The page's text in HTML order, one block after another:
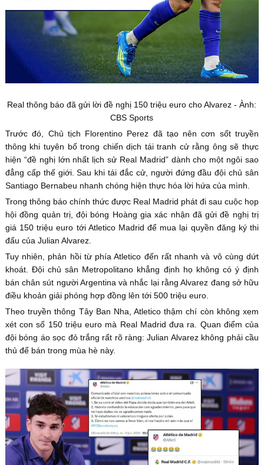
Real thông báo đã gửi lời đề nghị 150 triệu euro cho Alvarez - Ành:
CBS Sports
Trước đó, Chủ tịch Florentino Perez đã tạo nên cơn sốt truyền
thông khi tuyên bố trong chiến dịch tái tranh cử rằng ông sẽ thực
hiện “đề nghị lớn nhất lịch sử Real Madrid” dành cho một ngôi sao
đẳng cấp thế giới. Sau khi tái đắc cử, người đứng đầu đội chủ sân
Santiago Bernabeu nhanh chóng hiện thực hóa lời hứa của mình.
Trong thông báo chính thức được Real Madrid phát đi sau cuộc họp
hội đồng quản trị, đội bóng Hoàng gia xác nhận đã gửi đề nghị trị
giá 150 triệu euro tới Atletico Madrid để mua lại quyền đăng ký thi
đấu của Julian Alvarez.
Tuy nhiên, phản hồi từ phía Atletico đến rất nhanh và vô cùng dứt
khoát. Đội chủ sân Metropolitano khẳng định họ không có ý định
bán chân sút người Argentina và nhắc lại rằng Alvarez đang sở hữu
điều khoản giải phóng hợp đồng lên tới 500 triệu euro.
Theo truyền thông Tây Ban Nha, Atletico thậm chí còn không xem
xét con số 150 triệu euro mà Real Madrid đưa ra. Quan điểm của
đội bóng áo sọc đỏ trắng rất rõ ràng: Julian Alvarez không phải cầu
thủ để bán trong mùa hè này.